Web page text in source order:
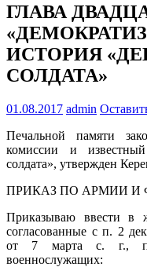
ГЛАВА
ИСТОРИЯ
СОЛДАТА»
01.08.2017 admin
Печальной памяти
комиссии и
солдата», утвержден
ПРИКАЗ ПО АРМИИ И
Приказываю ввести в
согласованные с п. 2
от 7 марта с. г.,
военнослужащих: